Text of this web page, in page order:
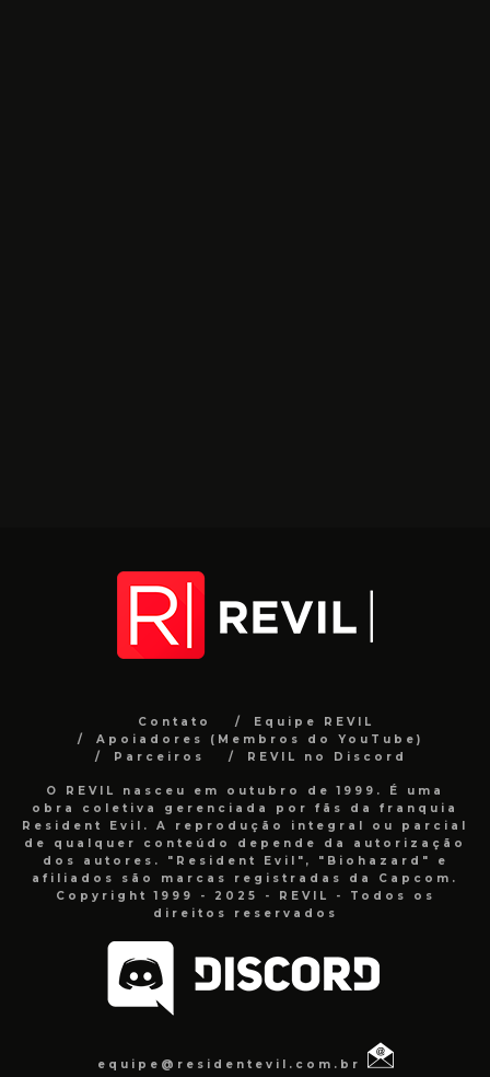
Contato
Equipe REVIL
Apoiadores (Membros do YouTube)
Parceiros
REVIL no Discord
O REVIL nasceu em outubro de 1999. É uma
obra coletiva gerenciada por fãs da franquia
Resident Evil. A reprodução integral ou parcial
de qualquer conteúdo depende da autorização
dos autores. "Resident Evil", "Biohazard" e
afiliados são marcas registradas da Capcom.
Copyright 1999 - 2025 - REVIL - Todos os
direitos reservados
equipe@residentevil.com.br